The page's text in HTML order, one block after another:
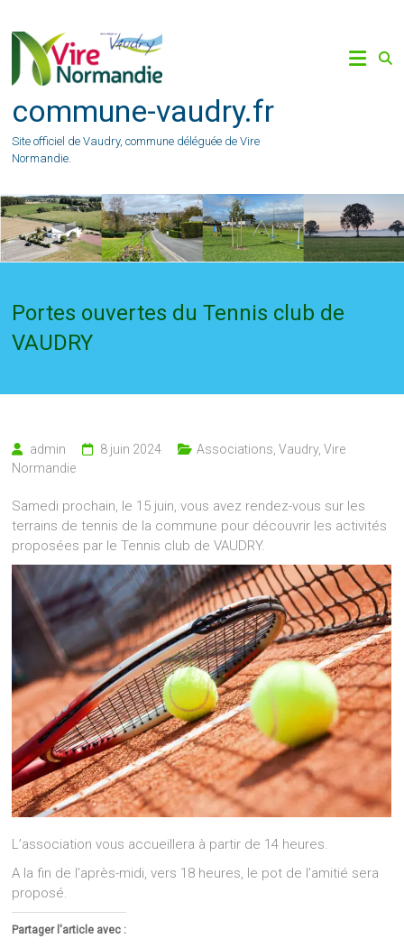
content
commune-vaudry.fr
Site officiel de Vaudry, commune déléguée de Vire
Normandie.
Portes ouvertes du Tennis club de
VAUDRY
admin 8 juin 2024 Associations ,Vaudry,Vire
Normandie
Samedi prochain, le 15 juin, vous avez rendez-vous sur les
terrains de tennis de la commune pour découvrir les activités
proposées par le Tennis club de VAUDRY.
L’association vous accueillera à partir de 14 heures.
A la fin de l’après-midi, vers 18 heures, le pot de l’amitié sera
proposé.
Partager l'article avec :